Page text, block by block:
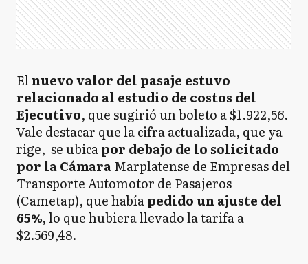
Elnuevo valor del pasaje estuvo
relacionado al estudio de costos del
Ejecutivo, que sugirió un boleto a $1.922,56.
Vale destacar que la cifra actualizada, que ya
rige, se ubicapor debajo de lo solicitado
por la CámaraMarplatense de Empresas del
Transporte Automotor de Pasajeros
(Cametap), que habíapedido un ajuste del
65%,lo que hubiera llevado la tarifa a
$2.569,48.